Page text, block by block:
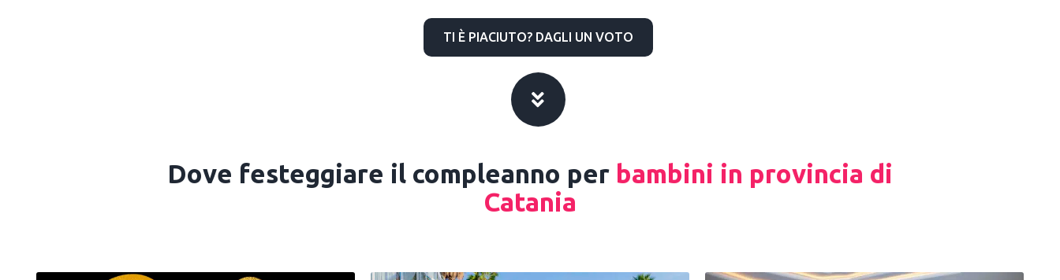
TI È PIACIUTO? DAGLI UN VOTO
Dove festeggiare il compleanno per bambini in provincia di
Catania